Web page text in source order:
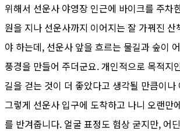
위해서 선운사 야영장 인근에 바이크를 주차
원을 지나 선운사까지 이어지는 잘 가꿔진
야 하는데, 선운사 앞을 흐르는 물길과 숲이
풍경을 만들어 주더군요. 개인적으로 목적지
길을 걷는 것이 더 좋았다고 생각될 만큼이
그렇게 선운사 입구에 도착하고 나니 오랜만
를 반겨줍니다. 얼굴 표정도 험상 굳지만, 어